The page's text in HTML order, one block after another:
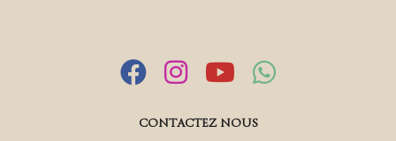
CONTACTEZ NOUS